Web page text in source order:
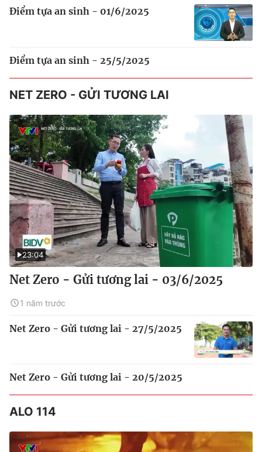
Điểm tựa an sinh - 01/6/2025
Điểm tựa an sinh - 25/5/2025
NET ZERO - GỬI TƯƠNG LAI
23:04
Net Zero - Gửi tương lai - 03/6/2025
1 năm trước
Net Zero - Gửi tương lai - 27/5/2025
Net Zero - Gửi tương lai - 20/5/2025
ALO 114